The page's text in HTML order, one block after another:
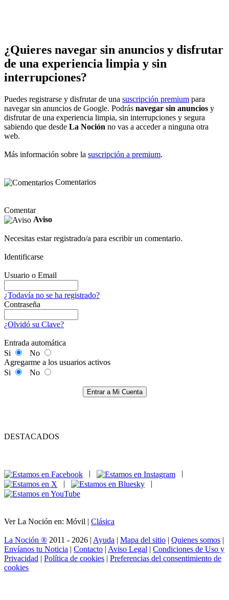
¿Quieres navegar sin anuncios y disfrutar
de una experiencia limpia y sin
interrupciones?
Puedes registrarse y disfrutar de una suscripción premium para
navegar sin anuncios de Google. Podrás navegar sin anuncios y
disfrutar de una experiencia limpia, sin interrupciones y segura
sabiendo que desde La Noción no vas a acceder a ninguna otra
web.
Más información sobre la suscripción a premium.
Comentarios
Comentar
Aviso
Necesitas estar registrado/a para escribir un comentario.
Identificarse
Usuario o Email
¿Todavía no se ha registrado?
Contraseña
¿Olvidó su Clave?
Entrada automática
Si
No
Agregarme a los usuarios activos
Si
No
Entrar a Mi Cuenta
DESTACADOS
|
|
Ver La Noción en: Móvil | Clásica
La Noción ® 2011 - 2026 | Ayuda | Mapa del sitio | Quienes somos |
Envíanos tu Noticia | Contacto | Aviso Legal | Condiciones de Uso y
Privacidad | Política de cookies | Preferencias del consentimiento de
cookies